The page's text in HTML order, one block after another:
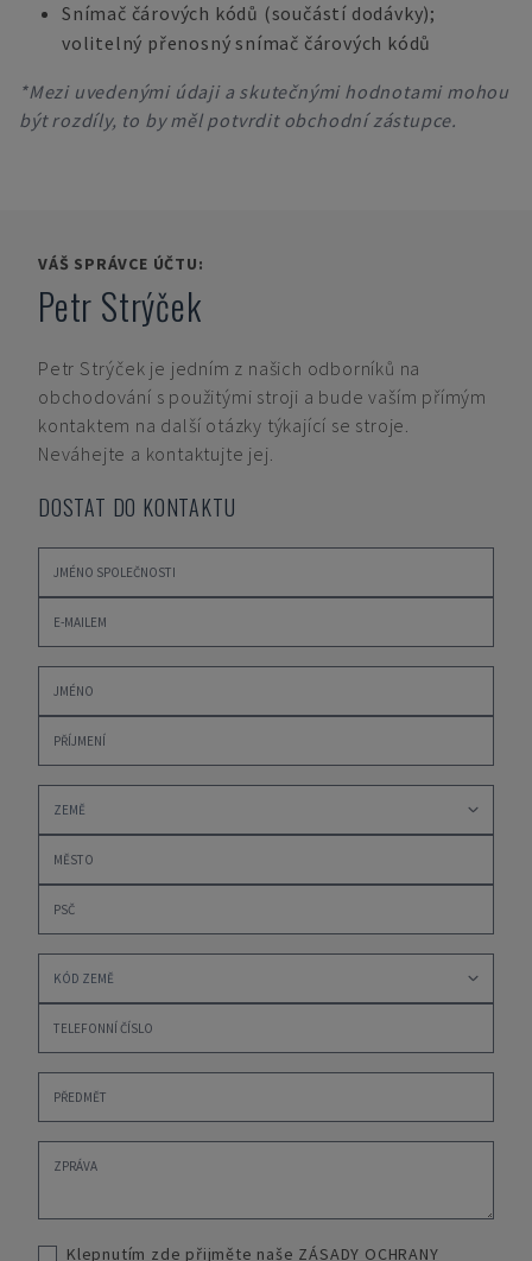
Snímač čárových kódů (součástí dodávky);
volitelný přenosný snímač čárových kódů
*Mezi uvedenými údaji a skutečnými hodnotami mohou
být rozdíly, to by měl potvrdit obchodní zástupce.
VÁŠ SPRÁVCE ÚČTU:
Petr Strýček
Petr Strýček je jedním z našich odborníků na
obchodování s použitými stroji a bude vaším přímým
kontaktem na další otázky týkající se stroje.
Neváhejte a kontaktujte jej.
DOSTAT DO KONTAKTU
Klepnutím zde přijměte naše ZÁSADY OCHRANY